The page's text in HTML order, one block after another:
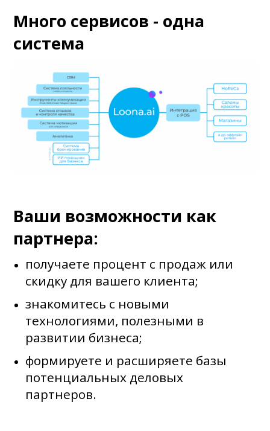
Много сервисов - одна
система
Ваши возможности как
партнера:
получаете процент с продаж или
скидку для вашего клиента;
знакомитесь с новыми
технологиями, полезными в
развитии бизнеса;
формируете и расширяете базы
потенциальных деловых
партнеров.